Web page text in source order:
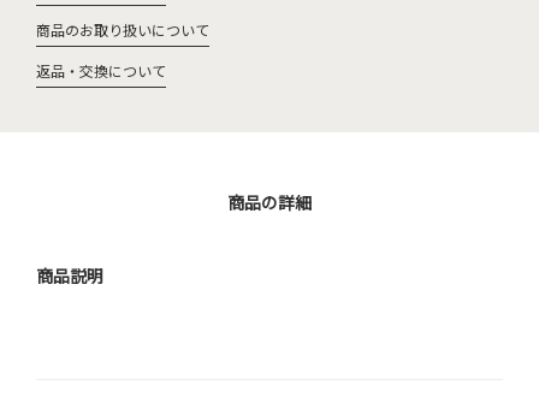
商品のお取り扱いについて
返品・交換について
商品の詳細
商品説明